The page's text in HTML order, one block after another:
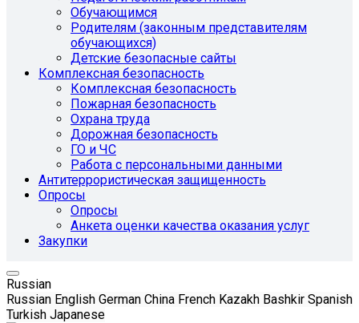
Обучающимся
Родителям (законным представителям
обучающихся)
Детские безопасные сайты
Комплексная безопасность
Комплексная безопасность
Пожарная безопасность
Охрана труда
Дорожная безопасность
ГО и ЧС
Работа с персональными данными
Антитеррористическая защищенность
Опросы
Опросы
Анкета оценки качества оказания услуг
Закупки
Russian
Russian English German China French Kazakh Bashkir Spanish
Turkish Japanese